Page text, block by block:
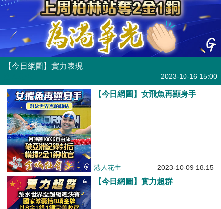
【今日網圖】實力表現
2023-10-16 15:00
【今日網圖】女飛魚再顯身手
港人花生 2023-10-09 18:15
【今日網圖】實力超群